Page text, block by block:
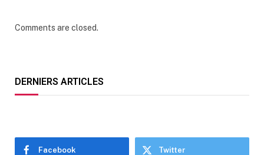
Comments are closed.
DERNIERS ARTICLES
Facebook Twitter